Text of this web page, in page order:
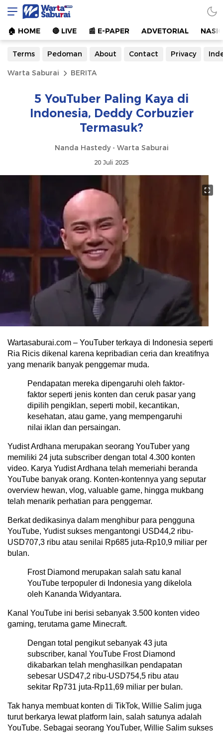
Warta Saburai
Sumber Informasi Terkini
🏠︎ HOME 🔴 LIVE 📰 E-PAPER ADVETORIAL
Terms Pedoman About Contact Privacy
Warta Saburai BERITA
5 YouTuber Paling Kaya di
Indonesia, Deddy Corbuzier
Termasuk?
Nanda Hastedy - Warta Saburai
20 Juli 2025
Wartasaburai.com – YouTuber terkaya di Indonesia seperti
Ria Ricis dikenal karena kepribadian ceria dan kreatifnya
yang menarik banyak penggemar muda.
Pendapatan mereka dipengaruhi oleh faktor-
faktor seperti jenis konten dan ceruk pasar yang
dipilih pengiklan, seperti mobil, kecantikan,
kesehatan, atau game, yang mempengaruhi
nilai iklan dan persaingan.
Yudist Ardhana merupakan seorang YouTuber yang
memiliki 24 juta subscriber dengan total 4.300 konten
video. Karya Yudist Ardhana telah memeriahi beranda
YouTube banyak orang. Konten-kontennya yang seputar
overview hewan, vlog, valuable game, hingga mukbang
telah menarik perhatian para penggemar.
Berkat dedikasinya dalam menghibur para pengguna
YouTube, Yudist sukses mengantongi USD44,2 ribu-
USD707,3 ribu atau senilai Rp685 juta-Rp10,9 miliar per
bulan.
Frost Diamond merupakan salah satu kanal
YouTube terpopuler di Indonesia yang dikelola
oleh Kananda Widyantara.
Kanal YouTube ini berisi sebanyak 3.500 konten video
gaming, terutama game Minecraft.
Dengan total pengikut sebanyak 43 juta
subscriber, kanal YouTube Frost Diamond
dikabarkan telah menghasilkan pendapatan
sebesar USD47,2 ribu-USD754,5 ribu atau
sekitar Rp731 juta-Rp11,69 miliar per bulan.
Tak hanya membuat konten di TikTok, Willie Salim juga
turut berkarya lewat platform lain, salah satunya adalah
YouTube. Sebagai seorang YouTuber, Willie Salim sukses